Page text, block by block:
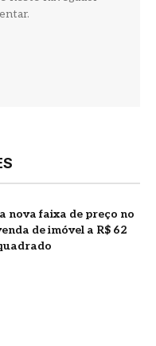
nova faixa de preço no
de imóvel a R$ 62